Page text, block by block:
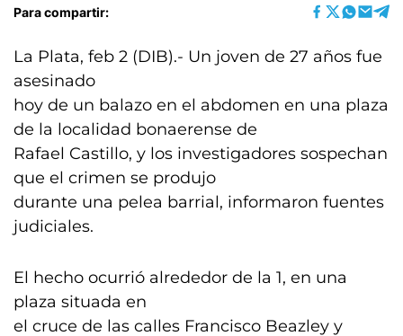
Para compartir:
La Plata, feb 2 (DIB).- Un joven de 27 años fue
asesinado
hoy de un balazo en el abdomen en una plaza
de la localidad bonaerense de
Rafael Castillo, y los investigadores sospechan
que el crimen se produjo
durante una pelea barrial, informaron fuentes
judiciales.
El hecho ocurrió alrededor de la 1, en una
plaza situada en
el cruce de las calles Francisco Beazley y